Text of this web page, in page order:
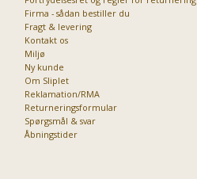
Firma - sådan bestiller du
Fragt & levering
Kontakt os
Miljø
Ny kunde
Om Sliplet
Reklamation/RMA
Returneringsformular
Spørgsmål & svar
Åbningstider